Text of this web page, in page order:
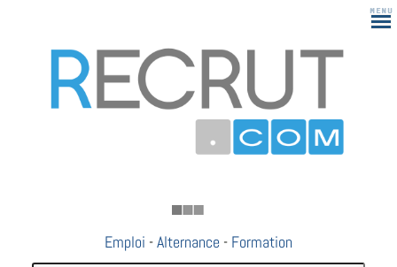
183
Emploi -Alternance - Formation